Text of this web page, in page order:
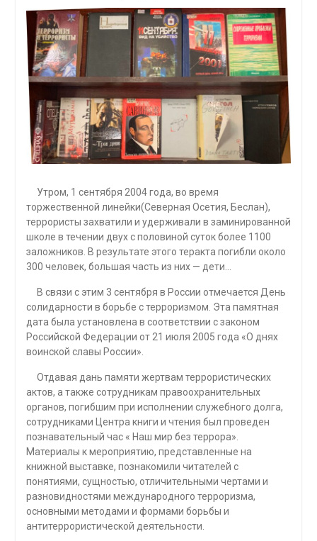
Утром, 1 сентября 2004 года, во время
торжественной линейки(Северная Осетия, Беслан),
террористы захватили и удерживали в заминированной
школе в течении двух с половиной суток более 1100
заложников. В результате этого теракта погибли около
300 человек, большая часть из них — дети…
В связи с этим 3 сентября в России отмечается День
солидарности в борьбе с терроризмом. Эта памятная
дата была установлена в соответствии с законом
Российской Федерации от 21 июля 2005 года «О днях
воинской славы России».
Отдавая дань памяти жертвам террористических
актов, а также сотрудникам правоохранительных
органов, погибшим при исполнении служебного долга,
сотрудниками Центра книги и чтения был проведен
познавательный час « Наш мир без террора».
Материалы к мероприятию, представленные на
книжной выставке, познакомили читателей с
понятиями, сущностью, отличительными чертами и
разновидностями международного терроризма,
основными методами и формами борьбы и
антитеррористической деятельности.